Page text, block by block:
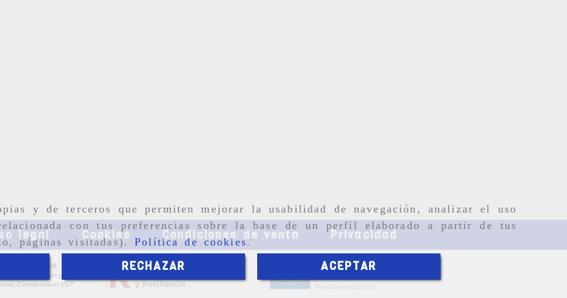
y de terceros que permiten mejorar la usabilidad de navegación, analizar el uso
con tus preferencias sobre la base de un perfil elaborado a partir de tus
páginas visitadas).Política de cookies.
RECHAZAR ACEPTAR
legal Cookies Condiciones de venta Privacidad